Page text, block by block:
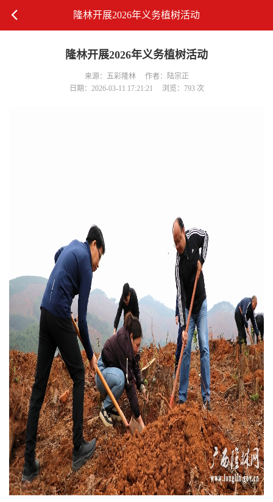
隆林开展2026年义务植树活动
隆林开展2026年义务植树活动
来源：五彩隆林
作者：陆宗正
日期：2026-03-11 17:21:21
浏览：793 次